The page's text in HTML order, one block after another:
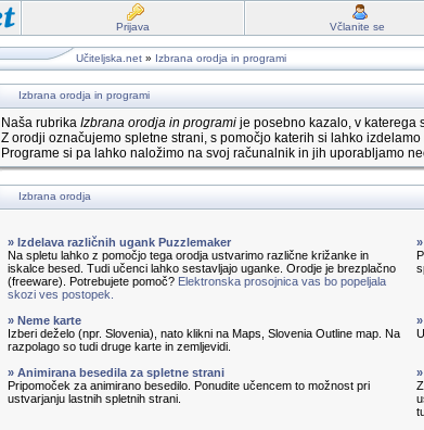
Prijava Včlanite se
Učiteljska.net » Izbrana orodja in programi
Izbrana orodja in programi
Naša rubrika Izbrana orodja in programi je posebno kazalo, v katerega
Z orodji označujemo spletne strani, s pomočjo katerih si lahko
Programe si pa lahko naložimo na svoj računalnik in jih uporabljamo
Izbrana orodja
» Izdelava različnih ugank Puzzlemaker
Na spletu lahko z pomočjo tega orodja ustvarimo različne križanke in
iskalce besed. Tudi učenci lahko sestavljajo uganke. Orodje je brezplačno
(freeware). Potrebujete pomoč? Elektronska prosojnica vas bo popeljala
skozi ves postopek.
» Neme karte
Izberi deželo (npr. Slovenia), nato klikni na Maps, Slovenia Outline map. Na
razpolago so tudi druge karte in zemljevidi.
» Animirana besedila za spletne strani
Pripomoček za animirano besedilo. Ponudite učencem to možnost pri
ustvarjanju lastnih spletnih strani.